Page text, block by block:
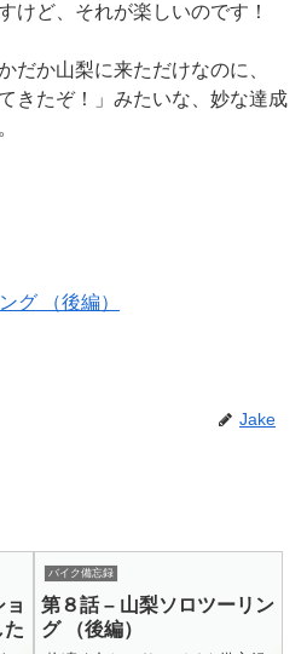
けど、それが楽しいのです！
だか山梨に来ただけなのに、
きたぞ！」みたいな、妙な達成
グ （後編）
Jake
た
バイク備忘録
第８話 – 山梨ソロツーリン
グ （後編）